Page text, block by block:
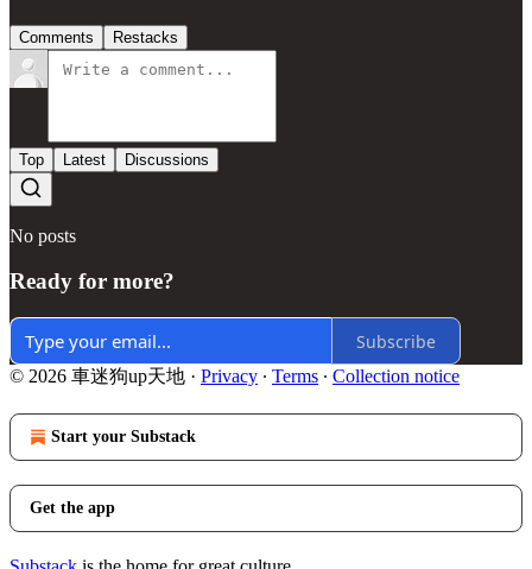
Comments Restacks
Top Latest Discussions
No posts
Ready for more?
Subscribe
© 2026 車迷狗up天地 · Privacy ∙ Terms ∙ Collection notice
Start your Substack
Get the app